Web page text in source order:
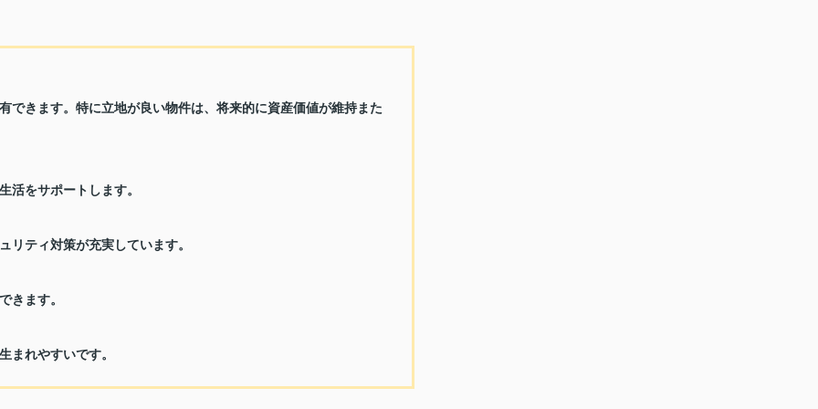
できます。特に立地が良い物件は、将来的に資産価値が維持また
活をサポートします。
リティ対策が充実しています。
きます。
まれやすいです。